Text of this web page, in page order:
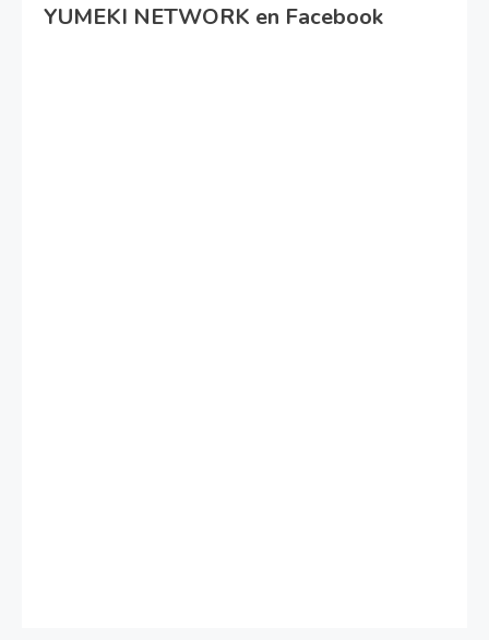
YUMEKI NETWORK en Facebook